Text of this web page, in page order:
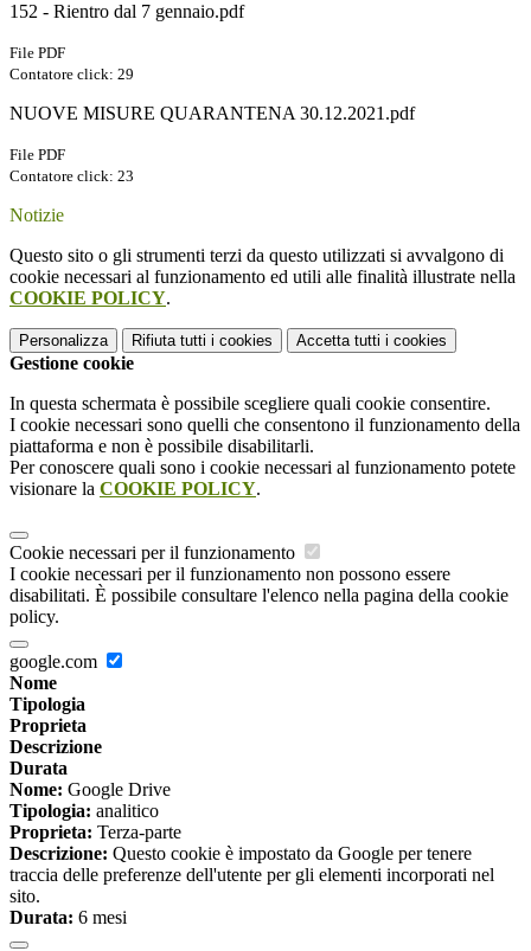
152 - Rientro dal 7 gennaio.pdf
File PDF
Contatore click: 29
NUOVE MISURE QUARANTENA 30.12.2021.pdf
File PDF
Contatore click: 23
Notizie
Questo sito o gli strumenti terzi da questo utilizzati si avvalgono di
cookie necessari al funzionamento ed utili alle finalità illustrate nella
COOKIE POLICY.
Personalizza Rifiuta tutti i cookies Accetta tutti i cookies
Gestione cookie
In questa schermata è possibile scegliere quali cookie consentire.
I cookie necessari sono quelli che consentono il funzionamento della
piattaforma e non è possibile disabilitarli.
Per conoscere quali sono i cookie necessari al funzionamento potete
visionare la COOKIE POLICY.
Cookie necessari per il funzionamento
I cookie necessari per il funzionamento non possono essere
disabilitati. È possibile consultare l'elenco nella pagina della cookie
policy.
google.com
Nome
Tipologia
Proprieta
Descrizione
Durata
Nome: Google Drive
Tipologia: analitico
Proprieta: Terza-parte
Descrizione: Questo cookie è impostato da Google per tenere
traccia delle preferenze dell'utente per gli elementi incorporati nel
sito.
Durata: 6 mesi